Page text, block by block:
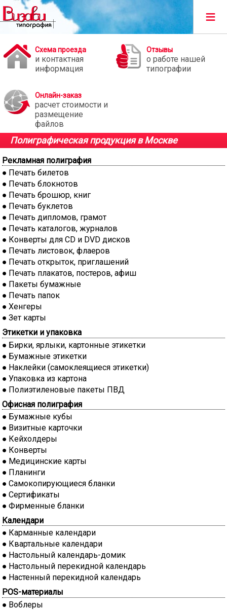
≡
Схема проезда
и контактная
информация
Отзывы
о работе нашей
типографии
Онлайн-заказ
расчет стоимости и
размещение
файлов
Полиграфическая продукция в Москве
Рекламная полиграфия
Печать билетов
Печать блокнотов
Печать брошюр, книг
Печать буклетов
Печать дипломов, грамот
Печать каталогов, журналов
Конверты для CD и DVD дисков
Печать листовок, флаеров
Печать открыток, приглашений
Печать плакатов, постеров, афиш
Пакеты бумажные
Печать папок
Хенгеры
Зет карты
Этикетки и упаковка
Бирки, ярлыки, картонные этикетки
Бумажные этикетки
Наклейки (самоклеящиеся этикетки)
Упаковка из картона
Полиэтиленовые пакеты ПВД
Офисная полиграфия
Бумажные кубы
Визитные карточки
Кейхолдеры
Конверты
Медицинские карты
Планинги
Самокопирующиеся бланки
Сертификаты
Фирменные бланки
Календари
Карманные календари
Квартальные календари
Настольный календарь-домик
Настольный перекидной календарь
Настенный перекидной календарь
POS-материалы
Воблеры